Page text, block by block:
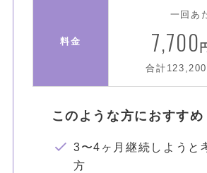
料金
一回あ
7,700
合計
このような方におすすめ
3〜4ヶ月継続しようと
方